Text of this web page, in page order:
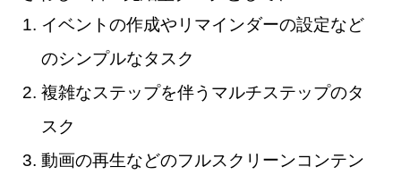
イベントの作成やリマインダーの設定など
のシンプルなタスク
複雑なステップを伴うマルチステップのタ
スク
動画の再生などのフルスクリーンコンテン